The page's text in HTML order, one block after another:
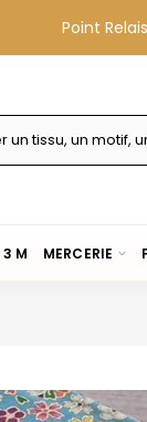
Point
3 M MERCERIE